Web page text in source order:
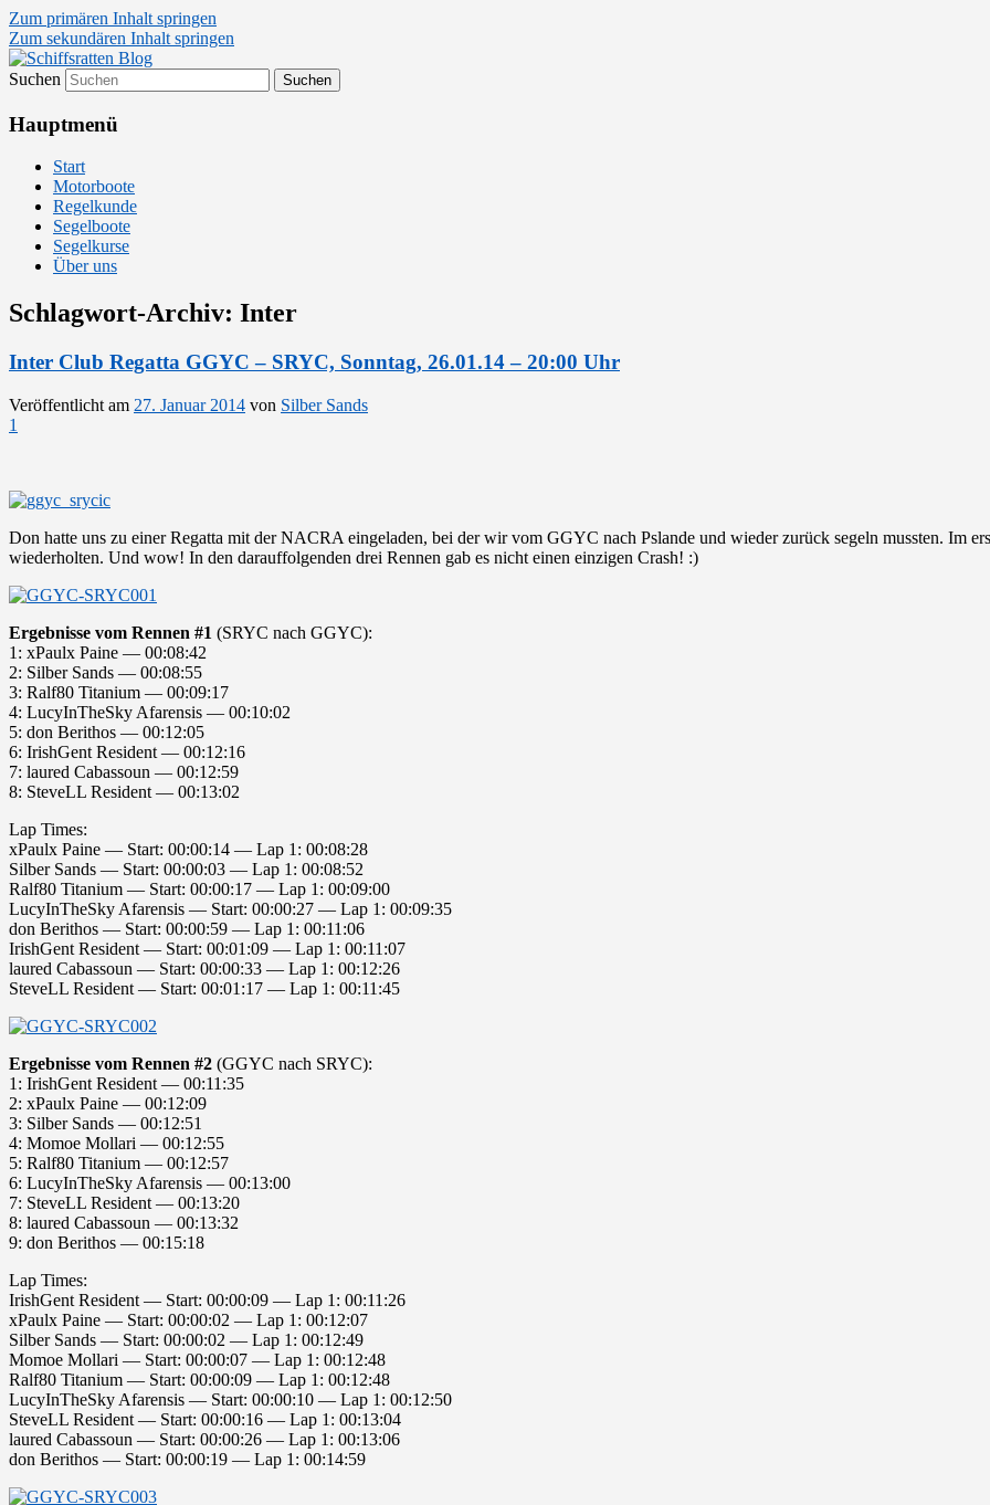
Zum primären Inhalt springen
Zum sekundären Inhalt springen
Schiffsratten Blog
Segelsport in Second Life
Suchen
Hauptmenü
Start
Motorboote
Regelkunde
Segelboote
Segelkurse
Über uns
Schlagwort-Archiv: Inter
Inter Club Regatta GGYC – SRYC, Sonntag, 26.01.14 – 20:00 Uhr
Veröffentlicht am 27. Januar 2014 von Silber Sands
1
Don hatte uns zu einer Regatta mit der NACRA eingeladen, bei der wir vom GGYC nach Pslande und wieder zurück segeln mussten. Im
wiederholten. Und wow! In den darauffolgenden drei Rennen gab es nicht einen einzigen Crash! :)
Ergebnisse vom Rennen #1 (SRYC nach GGYC):
1: xPaulx Paine — 00:08:42
2: Silber Sands — 00:08:55
3: Ralf80 Titanium — 00:09:17
4: LucyInTheSky Afarensis — 00:10:02
5: don Berithos — 00:12:05
6: IrishGent Resident — 00:12:16
7: laured Cabassoun — 00:12:59
8: SteveLL Resident — 00:13:02
Lap Times:
xPaulx Paine — Start: 00:00:14 — Lap 1: 00:08:28
Silber Sands — Start: 00:00:03 — Lap 1: 00:08:52
Ralf80 Titanium — Start: 00:00:17 — Lap 1: 00:09:00
LucyInTheSky Afarensis — Start: 00:00:27 — Lap 1: 00:09:35
don Berithos — Start: 00:00:59 — Lap 1: 00:11:06
IrishGent Resident — Start: 00:01:09 — Lap 1: 00:11:07
laured Cabassoun — Start: 00:00:33 — Lap 1: 00:12:26
SteveLL Resident — Start: 00:01:17 — Lap 1: 00:11:45
Ergebnisse vom Rennen #2 (GGYC nach SRYC):
1: IrishGent Resident — 00:11:35
2: xPaulx Paine — 00:12:09
3: Silber Sands — 00:12:51
4: Momoe Mollari — 00:12:55
5: Ralf80 Titanium — 00:12:57
6: LucyInTheSky Afarensis — 00:13:00
7: SteveLL Resident — 00:13:20
8: laured Cabassoun — 00:13:32
9: don Berithos — 00:15:18
Lap Times:
IrishGent Resident — Start: 00:00:09 — Lap 1: 00:11:26
xPaulx Paine — Start: 00:00:02 — Lap 1: 00:12:07
Silber Sands — Start: 00:00:02 — Lap 1: 00:12:49
Momoe Mollari — Start: 00:00:07 — Lap 1: 00:12:48
Ralf80 Titanium — Start: 00:00:09 — Lap 1: 00:12:48
LucyInTheSky Afarensis — Start: 00:00:10 — Lap 1: 00:12:50
SteveLL Resident — Start: 00:00:16 — Lap 1: 00:13:04
laured Cabassoun — Start: 00:00:26 — Lap 1: 00:13:06
don Berithos — Start: 00:00:19 — Lap 1: 00:14:59